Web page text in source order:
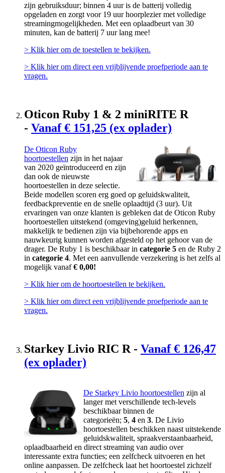
zijn gebruiksduur; binnen 4 uur is de batterij volledig
opgeladen en zorgt voor 19 uur hoorplezier met volledige
streamingmogelijkheden. Met een oplaadbeurt van 30
minuten, kan de batterij 7 uur lang mee!
> Klik hier om de toestellen te bekijken.
> Klik hier om direct een vrijblijvende proefperiode aan te
vragen.
Oticon Ruby 1 & 2 miniRITE R
- Vanaf € 151,25 (ex oplader)
De Oticon Ruby
hoortoestellen zijn in het najaar
van 2020 geïntroduceerd en zijn
dan ook de nieuwste
hoortoestellen in deze selectie.
Beide modellen scoren erg goed op geluidskwaliteit,
feedbackpreventie en de snelle oplaadtijd (3 uur). Uit
ervaringen van onze klanten is gebleken dat de Oticon Ruby
hoortoestellen uitstekend (omgeving)geluid herkennen,
makkelijk te bedienen zijn via bijbehorende apps en
nauwkeurig kunnen worden afgesteld op het gehoor van de
drager. De Ruby 1 is beschikbaar in categorie 5 en de Ruby 2
in categorie 4. Met een aanvullende verzekering is het zelfs al
mogelijk vanaf€ 0,00!
> Klik hier om de hoortoestellen te bekijken.
> Klik hier om direct een vrijblijvende proefperiode aan te
vragen.
Starkey Livio RIC R - Vanaf € 126,47
(ex oplader)
De Starkey Livio hoortoestellen zijn al
langer met verschillende tech-levels
beschikbaar binnen de
categorieën; 5, 4en 3. De Livio
hoortoestellen beschikken naast uitstekende
geluidskwaliteit, spraakverstaanbaarheid,
oplaadbaarheid en direct streaming van audio over
interessante extra functies; een zelfcheck uitvoeren en het
online aanpassen. De zelfcheck laat het hoortoestel zichzelf